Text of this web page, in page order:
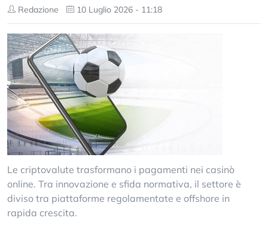
Redazione 10 Luglio 2026 - 11:18
Le criptovalute trasformano i pagamenti nei casinò
online. Tra innovazione e sfida normativa, il settore è
diviso tra piattaforme regolamentate e offshore in
rapida crescita.